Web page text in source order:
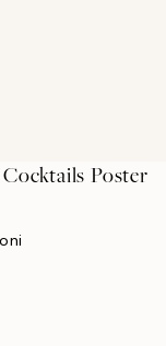
Poster